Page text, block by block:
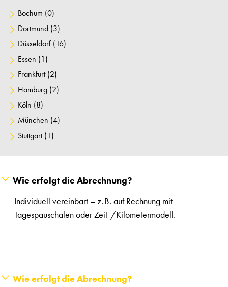
Bochum (0)
Dortmund (3)
Düsseldorf (16)
Essen (1)
Frankfurt(2)
Hamburg (2)
Köln (8)
München (4)
Stuttgart(1)
Wie erfolgt die Abrechnung?
Individuell vereinbart – z. B. auf Rechnung mit
Tagespauschalen oder Zeit-/Kilometermodell.
Wie erfolgt die Abrechnung?